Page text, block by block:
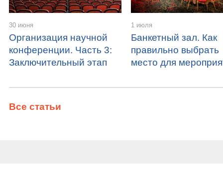
30 июня
Организация научной
конференции. Часть 3:
Заключительный этап
1 июля
Банкетный зал. Как
правильно выбрать
место для
Все статьи